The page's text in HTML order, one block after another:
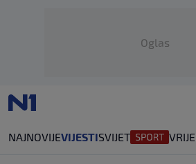
Oglas
NAJNOVIJEVIJESTISVIJET